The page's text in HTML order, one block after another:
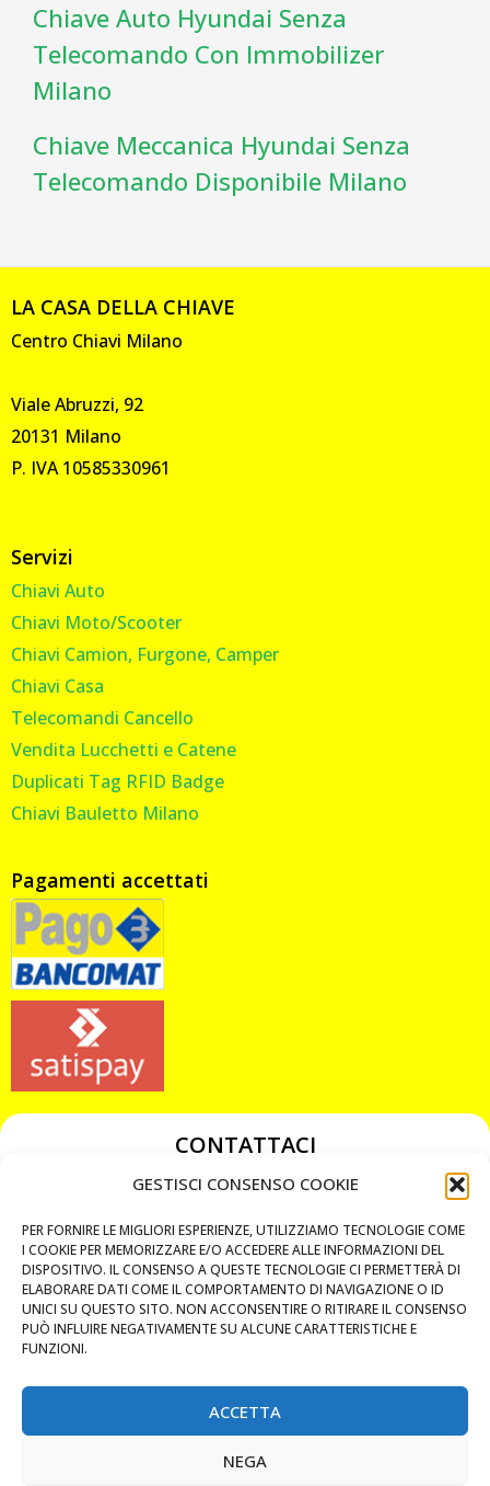
GESTISCI CONSENSO COOKIE
PER FORNIRE LE MIGLIORI ESPERIENZE, UTILIZZIAMO TECNOLOGIE COME
I COOKIE PER MEMORIZZARE E/O ACCEDERE ALLE INFORMAZIONI DEL
DISPOSITIVO. IL CONSENSO A QUESTE TECNOLOGIE CI PERMETTERÀ DI
ELABORARE DATI COME IL COMPORTAMENTO DI NAVIGAZIONE O ID
UNICI SU QUESTO SITO. NON ACCONSENTIRE O RITIRARE IL CONSENSO
PUÒ INFLUIRE NEGATIVAMENTE SU ALCUNE CARATTERISTICHE E
FUNZIONI.
ACCETTA
NEGA
Chiave Auto Hyundai Senza
Telecomando Con Immobilizer
Milano
Chiave Meccanica Hyundai Senza
Telecomando Disponibile Milano
LA CASA DELLA CHIAVE
Centro Chiavi Milano
Viale Abruzzi, 92
20131 Milano
P. IVA 10585330961
Servizi
Chiavi Auto
Chiavi Moto/Scooter
Chiavi Camion, Furgone, Camper
Chiavi Casa
Telecomandi Cancello
Vendita Lucchetti e Catene
Duplicati Tag RFID Badge
Chiavi Bauletto Milano
Pagamenti accettati
CONTATTACI
349 3863811
chiavicodificate@gmail.com
Privacy Policy
Cookie Policy
MAPS
CHIAMA ORA